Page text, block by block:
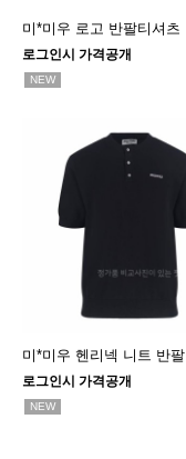
미*미우 로고 반팔티셔츠
로그인시 가격공개
NEW
미*미우 헨리넥 니트 반팔
로그인시 가격공개
NEW